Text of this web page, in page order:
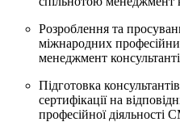
Розроблення та
міжнародних
менеджмент
Підготовка
сертифікації на
професійної діяльності